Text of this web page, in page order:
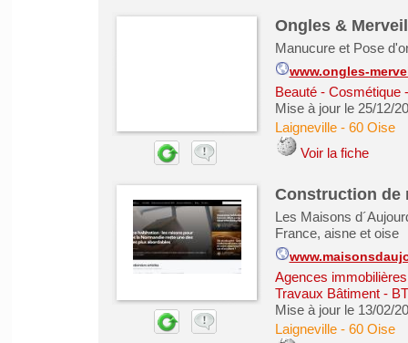
Ongles &
Manucure et Pose
www.ongles-
Beauté - Cosmétique
Mise à jour le 25/12/
Laigneville- 60 Oise
Voir la fiche
Construction de
Les Maisons
France, aisne et oise
Agences
Travaux Bâtiment -
Mise à jour le 13/02/
Laigneville- 60 Oise